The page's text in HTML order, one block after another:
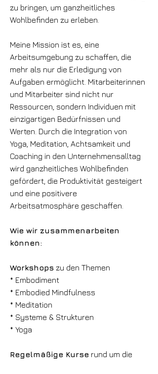
zu bringen, um ganzheitliches
Wohlbefinden zu erleben.
Meine Mission ist es, eine
Arbeitsumgebung zu schaffen, die
mehr als nur die Erledigung von
Aufgaben ermöglicht. Mitarbeiterinnen
und Mitarbeiter sind nicht nur
Ressourcen, sondern Individuen mit
einzigartigen Bedürfnissen und
Werten. Durch die Integration von
Yoga, Meditation, Achtsamkeit und
Coaching in den Unternehmensalltag
wird ganzheitliches Wohlbefinden
gefördert, die Produktivität gesteigert
und eine positivere
Arbeitsatmosphäre geschaffen.
Wie wir zusammenarbeiten
können:
Workshops zu den Themen
* Embodiment
* Embodied Mindfulness
* Meditation
* Systeme & Strukturen
* Yoga
Regelmäßige Kurse rund um die